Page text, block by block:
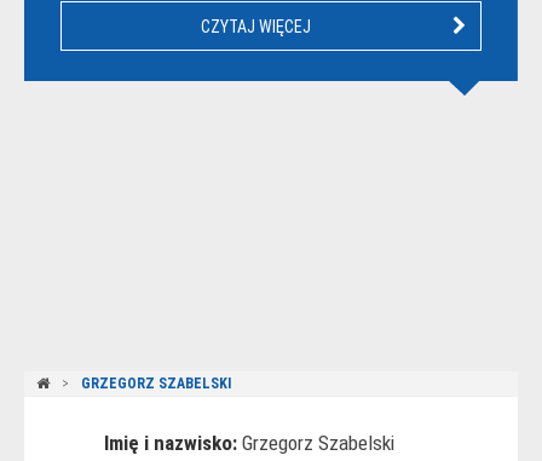
CZYTAJ WIĘCEJ
GRZEGORZ SZABELSKI
Imię i nazwisko: Grzegorz Szabelski